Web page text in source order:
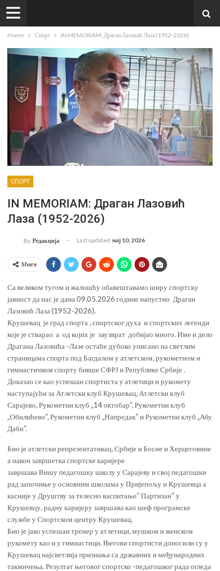
Home Спорт IN MEMORIAM: Драган Лазовић Лаза (1952-2026)
СПОРТ
IN MEMORIAM: Драган Лазовић
Лаза (1952-2026)
By Редакција Last updated мај 10, 2026
Share
Са великом тугом и жалошћу обавештавамо ширу спортску
јавност да нас је дана 09.05.2026 године напустио Драган
Лазовић Лаза (1952-2026).
Крушевац је град спорта , спортског духа и спортских легенди
које је стварао а од којих је заузврат добијао много. Име и дело
Драгана Лазовића -Лазе остаће дубоко уписано на светлим
страницама спорта под Багдалом у атлетском, рукометном и
гимнастичком спорту бивше СФРЈ и Републике Србије .
Доказао се као успешан спортиста у атлетици и рукомету
наступајући за Атлетски клуб Крушевац, Атлетски клуб
Сарајево, Рукометни клуб „14 октобар“, Рукометни клуб
„Обилићево“, Рукометни клуб „Напредак“ и Рукометни клуб „Абу
Даби“.
Био је атлетски репрезентативац, Србије и Босне и Херцеговине
а након завршетка спортске каријере
завршава Вишу педагошку школу у Сарајеву и свој педагошки
рад започиње у основним школама у Пријепољу и Крушевца а
касније у Друштву за телесно васпитање“ Партизан“ у
Крушевцу, радну каријеру завршава као шеф програмске
службе у Спортском центру Крушевац.
Био је јако успешан тренер у атлетици, мушком и женском
рукомету као и у гимнастици. Његови спортисти доносили су у
Крушевац најсветлија признања са државних и међународних
такмичења. Резултат његовог спортско -педагошког рада огледа